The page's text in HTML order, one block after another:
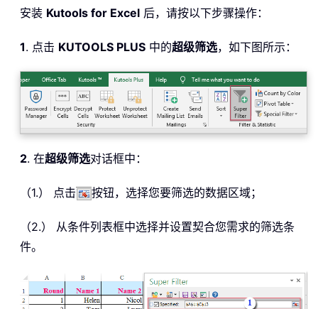
安装 Kutools for Excel 后，请按以下步骤操作：
1. 点击 KUTOOLS PLUS 中的超级筛选，如下图所示：
2. 在超级筛选对话框中：
（1.） 点击 按钮，选择您要筛选的数据区域；
（2.） 从条件列表框中选择并设置契合您需求的筛选条
件。